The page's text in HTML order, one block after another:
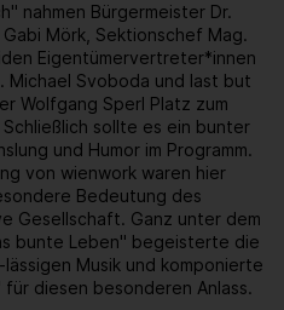
nahmen Bürgermeister Dr.
Mörk, Sektionschef Mag.
Eigentümervertreter*innen
Michael Svoboda und last but
Wolfgang Sperl Platz zum
sollte es ein bunter
und Humor im Programm.
von wienwork waren hier
Bedeutung des
Gesellschaft. Ganz unter dem
bunte Leben" begeisterte die
Musik und komponierte
diesen besonderen Anlass.